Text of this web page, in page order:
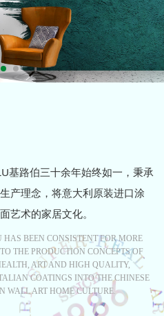
基路伯三十余年始终如一，秉承
产理念，将意大利原装进口涂
艺术的家居文化。
BEEN CONSISTENT FOR MORE
THE PRODUCTION CONCEPTS OF
ART AND HIGH QUALITY,
COATINGS INTO THE CHINESE
WALL ART HOME CULTURE.